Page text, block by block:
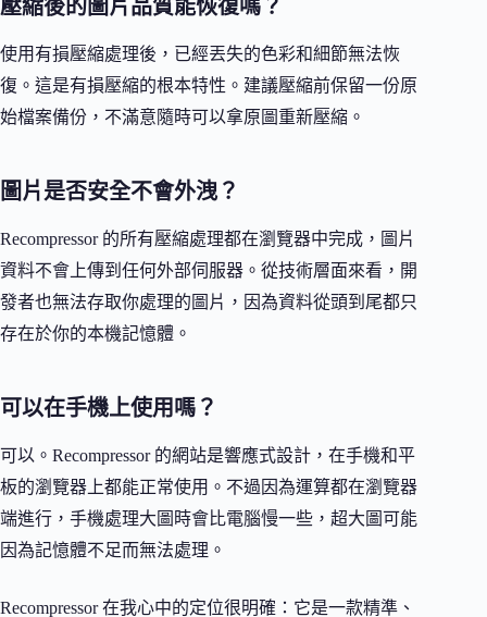
壓縮後的圖片品質能恢復嗎？
使用有損壓縮處理後，已經丟失的色彩和細節無法恢
復。這是有損壓縮的根本特性。建議壓縮前保留一份原
始檔案備份，不滿意隨時可以拿原圖重新壓縮。
圖片是否安全不會外洩？
Recompressor 的所有壓縮處理都在瀏覽器中完成，圖片
資料不會上傳到任何外部伺服器。從技術層面來看，開
發者也無法存取你處理的圖片，因為資料從頭到尾都只
存在於你的本機記憶體。
可以在手機上使用嗎？
可以。Recompressor 的網站是響應式設計，在手機和平
板的瀏覽器上都能正常使用。不過因為運算都在瀏覽器
端進行，手機處理大圖時會比電腦慢一些，超大圖可能
因為記憶體不足而無法處理。
Recompressor 在我心中的定位很明確：它是一款精準、